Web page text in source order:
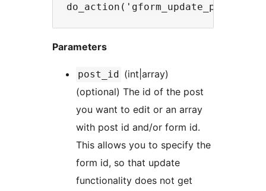
Parameters
post_id (int|array)
(optional) The id of the post
you want to edit or an array
with post id and/or form id.
This allows you to specify the
form id, so that update
functionality does not get